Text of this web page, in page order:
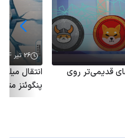
قدیمی‌تر روی
26 تیر 1404
پنگوئنز